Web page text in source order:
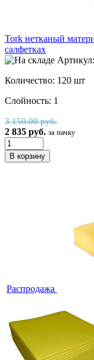
Tork нетканый
салфетках
Количество: 120 шт
Слойность: 1
3 150.00 руб.
2 835 руб. за пачку
Распродажа